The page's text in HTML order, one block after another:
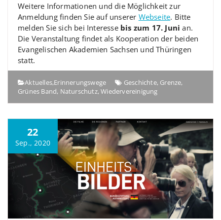
Weitere Informationen und die Möglichkeit zur
Anmeldung finden Sie auf unserer Webseite. Bitte
melden Sie sich bei Interesse bis zum 17. Juni an.
Die Veranstaltung findet als Kooperation der beiden
Evangelischen Akademien Sachsen und Thüringen
statt.
Aktuelles,Erinnerungswege Geschichte, Grenze,
Grünes Band, Naturschutz,Wiedervereinigung
22
Sep., 2020